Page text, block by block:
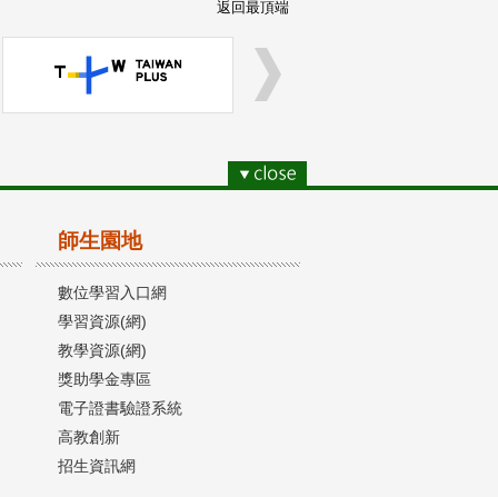
返回最頂端
師生園地
數位學習入口網
學習資源(網)
教學資源(網)
獎助學金專區
電子證書驗證系統
高教創新
招生資訊網